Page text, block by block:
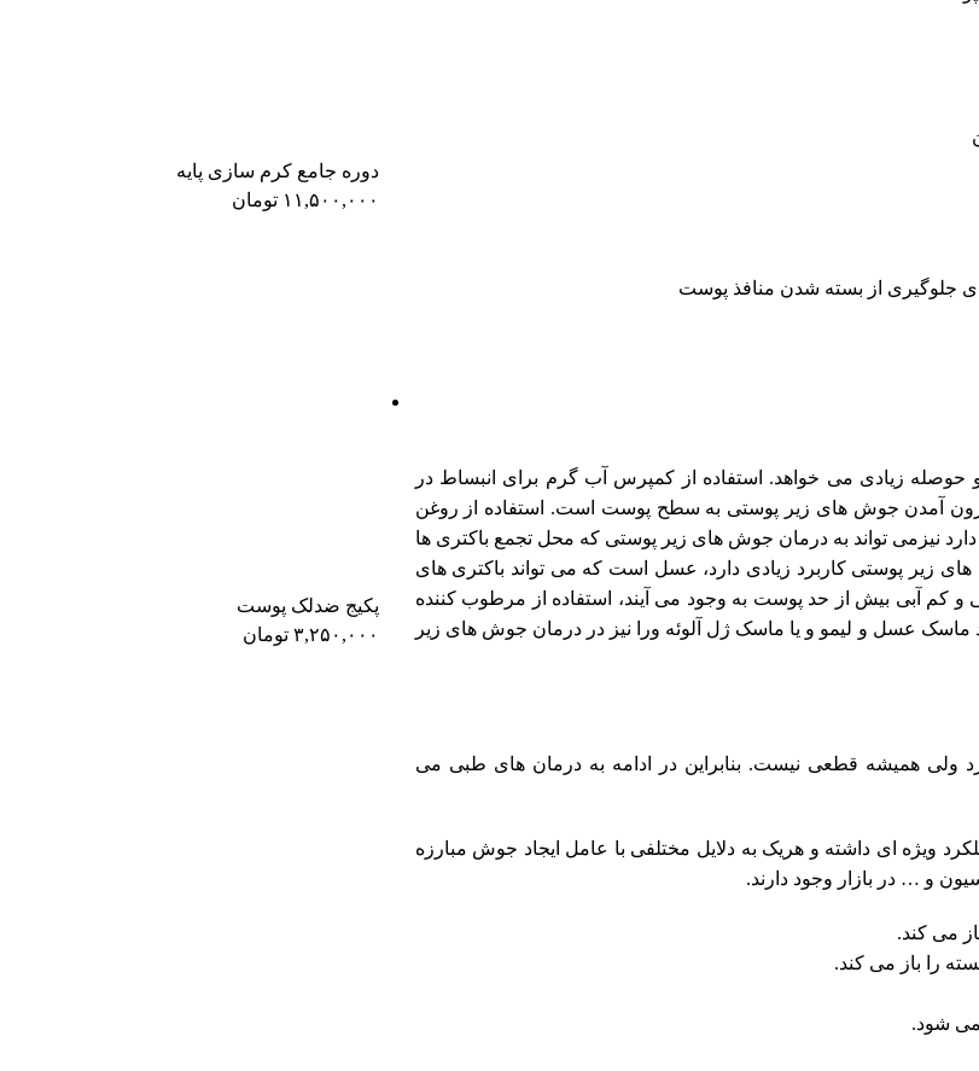
جلوگیری از بسته شدن منافذ پوست
زیادی می خواهد. استفاده از کمپرس آب گرم برای انبساط در
آمدن جوش های زیر پوستی به سطح پوست است. استفاده از روغن
نیزمی تواند به درمان جوش های زیر پوستی که محل تجمع باکتری ها
زیر پوستی کاربرد زیادی دارد، عسل است که می تواند باکتری های
و کم آبی بیش از حد پوست به وجود می آیند، استفاده از مرطوب کننده
عسل و لیمو و یا ماسک ژل آلوئه ورا نیز در درمان جوش های زیر
ولی همیشه قطعی نیست. بنابراین در ادامه به درمان های طبی می
ویژه ای داشته و هریک به دلایل مختلفی با عامل ایجاد جوش مبارزه
و … در بازار وجود دارند.
را باز می کند.
می شود.
دوره جامع کرم‌ سازی پایه
۱۱,۵۰۰,۰۰۰ تومان
پکیج ضدلک پوست
۳,۲۵۰,۰۰۰ تومان